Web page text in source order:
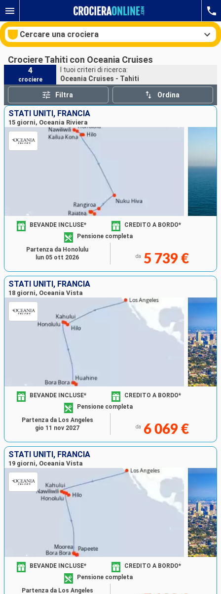
Cercare una crociera
Le nostre destinazioni
Mesi di partenza
Porti
Crociere Tahiti con Oceania Cruises
4
crociere
I tuoi criteri di ricerca:
Oceania Cruises - Tahiti
Filtra Ordina
STATI UNITI, FRANCIA
15 giorni, Oceania Riviera
BEVANDE INCLUSE*
CREDITO A BORDO*
Pensione completa
da 5 739 €
Partenza da Honolulu
lun 05 ott 2026
STATI UNITI, FRANCIA
18 giorni, Oceania Vista
BEVANDE INCLUSE*
CREDITO A BORDO*
Pensione completa
da 6 069 €
Partenza da Los Angeles
gio 11 nov 2027
STATI UNITI, FRANCIA
19 giorni, Oceania Vista
BEVANDE INCLUSE*
CREDITO A BORDO*
Pensione completa
Partenza da Los Angeles